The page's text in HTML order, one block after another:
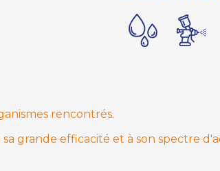
rencontrés.
grande efficacité et à son spectre